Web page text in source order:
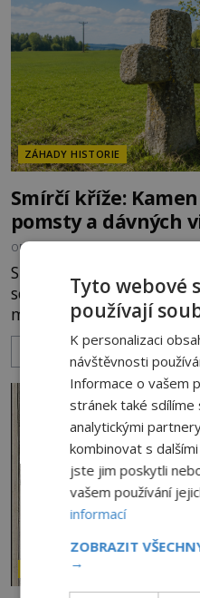
ZÁHADY HISTORIE
Smírčí kříže:
pomsty a dávných
OD
Stojí mlčky u starých
schované v lese. Některé
meč, jiné sekeru, v
kříž. Na první pohled
náboženské památky.
mnohem temnější příběh. Smírčí kříže
zločiny, pokáním a
rodina jeho oběti mohli
Jenže po s
ZOBRAZIT VÍCE
ZÁHADY HISTORIE
Tyto webové
používají
K personalizaci
návštěvnosti
Informace o vašem
stránek také sdílíme
analytickými
kombinovat s
jste jim poskytli
vašem používání
informací
ZOBRAZIT
→